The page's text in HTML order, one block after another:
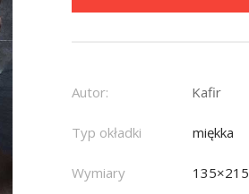
Autor: Kafir
Typ okładki miękka
Wymiary 135×215